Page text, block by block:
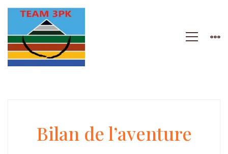
Bilan
Bilan de l’aventure